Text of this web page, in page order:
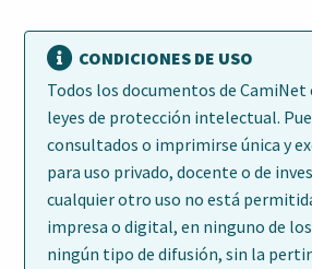
CONDICIONES DE USO
Todos los documentos de CamiNet
leyes de protección intelectual.
consultados o imprimirse única y
para uso privado, docente o de
cualquier otro uso no está
impresa o digital, en ninguno de
ningún tipo de difusión, sin la